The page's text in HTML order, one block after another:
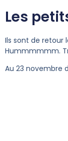
Les
Ils sont de retour
Hummmmmm.
Au 23 novembre